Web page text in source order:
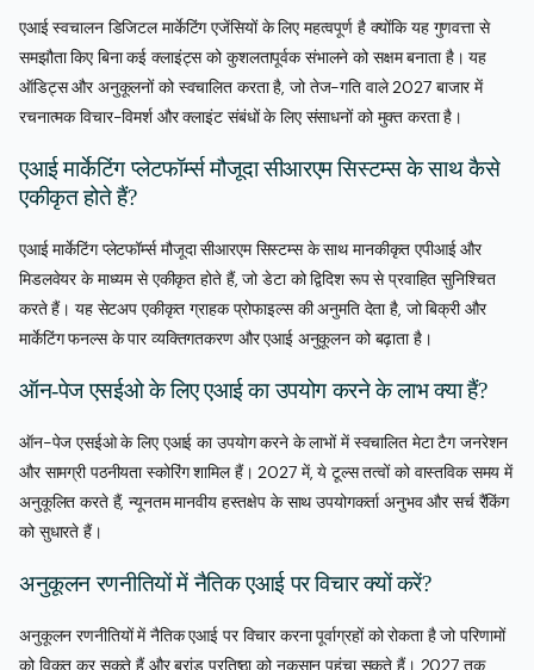
एआई स्वचालन डिजिटल मार्केटिंग एजेंसियों के लिए महत्वपूर्ण है क्योंकि यह गुणवत्ता से
समझौता किए बिना कई क्लाइंट्स को कुशलतापूर्वक संभालने को सक्षम बनाता है। यह
ऑडिट्स और अनुकूलनों को स्वचालित करता है, जो तेज-गति वाले 2027 बाजार में
रचनात्मक विचार-विमर्श और क्लाइंट संबंधों के लिए संसाधनों को मुक्त करता है।
एआई मार्केटिंग प्लेटफॉर्म्स मौजूदा सीआरएम सिस्टम्स के साथ कैसे
एकीकृत होते हैं?
एआई मार्केटिंग प्लेटफॉर्म्स मौजूदा सीआरएम सिस्टम्स के साथ मानकीकृत एपीआई और
मिडलवेयर के माध्यम से एकीकृत होते हैं, जो डेटा को द्विदिश रूप से प्रवाहित सुनिश्चित
करते हैं। यह सेटअप एकीकृत ग्राहक प्रोफाइल्स की अनुमति देता है, जो बिक्री और
मार्केटिंग फनल्स के पार व्यक्तिगतकरण और एआई अनुकूलन को बढ़ाता है।
ऑन-पेज एसईओ के लिए एआई का उपयोग करने के लाभ क्या हैं?
ऑन-पेज एसईओ के लिए एआई का उपयोग करने के लाभों में स्वचालित मेटा टैग जनरेशन
और सामग्री पठनीयता स्कोरिंग शामिल हैं। 2027 में, ये टूल्स तत्वों को वास्तविक समय में
अनुकूलित करते हैं, न्यूनतम मानवीय हस्तक्षेप के साथ उपयोगकर्ता अनुभव और सर्च रैंकिंग
को सुधारते हैं।
अनुकूलन रणनीतियों में नैतिक एआई पर विचार क्यों करें?
अनुकूलन रणनीतियों में नैतिक एआई पर विचार करना पूर्वाग्रहों को रोकता है जो परिणामों
को विकृत कर सकते हैं और ब्रांड प्रतिष्ठा को नुकसान पहुंचा सकते हैं। 2027 तक,